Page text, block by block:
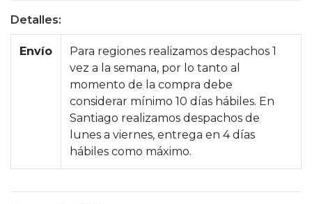
Detalles:
Envío
Para regiones realizamos despachos 1
vez a la semana, por lo tanto al
momento de la compra debe
considerar mínimo 10 días hábiles. En
Santiago realizamos despachos de
lunes a viernes, entrega en 4 días
hábiles como máximo.